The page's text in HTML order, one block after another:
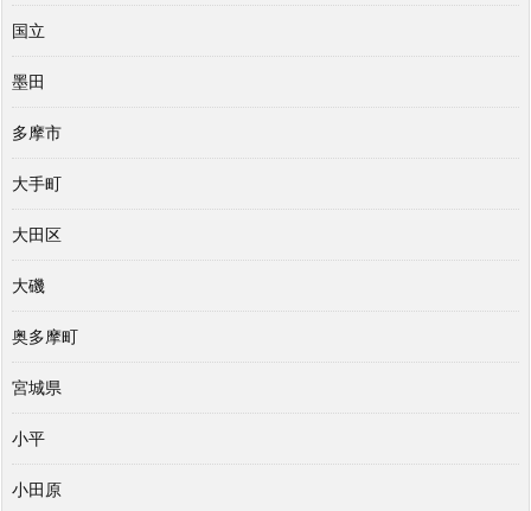
国立
墨田
多摩市
大手町
大田区
大磯
奥多摩町
宮城県
小平
小田原